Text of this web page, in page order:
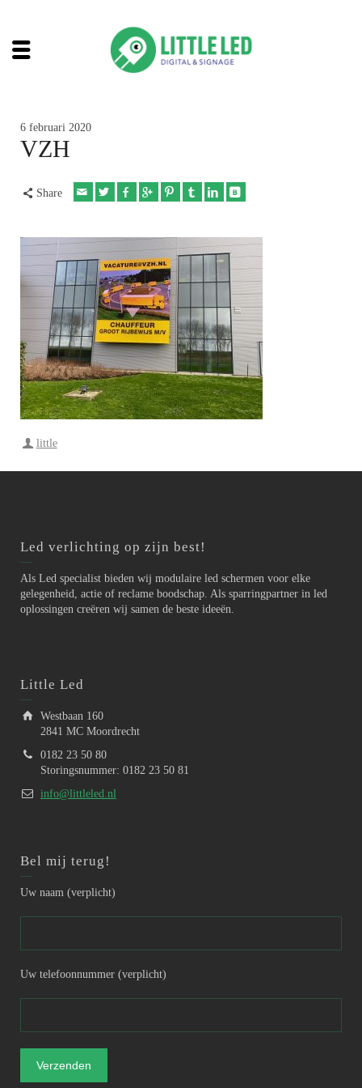
6 februari 2020
VZH
Share
little
Led verlichting op zijn best!
Als Led specialist bieden wij modulaire led schermen voor elke
gelegenheid, actie of reclame boodschap. Als sparringpartner in led
oplossingen creëren wij samen de beste ideeën.
Little Led
Westbaan 160
2841 MC Moordrecht
0182 23 50 80
Storingsnummer: 0182 23 50 81
info@littleled.nl
Bel mij terug!
Uw naam (verplicht)
Uw telefoonnummer (verplicht)